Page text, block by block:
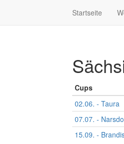
Startseite
Cups
02.06. - Taura
07.07. -
15.09. -